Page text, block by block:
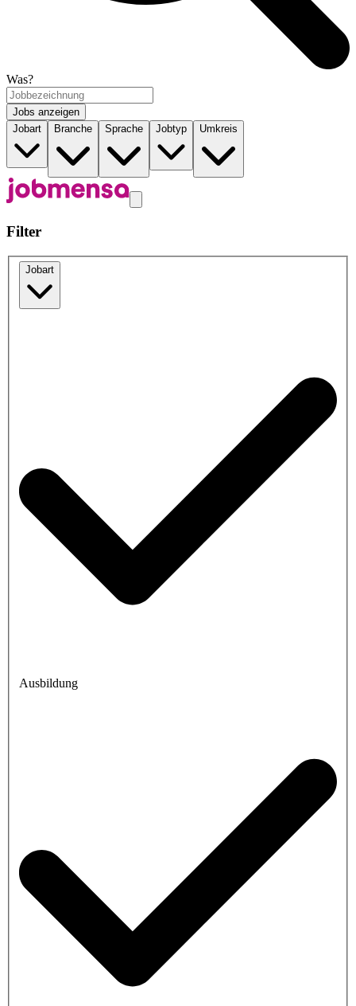
Was?
Jobs anzeigen
Jobart
Branche Sprache Jobtyp Umkreis
Filter
Jobart
Ausbildung